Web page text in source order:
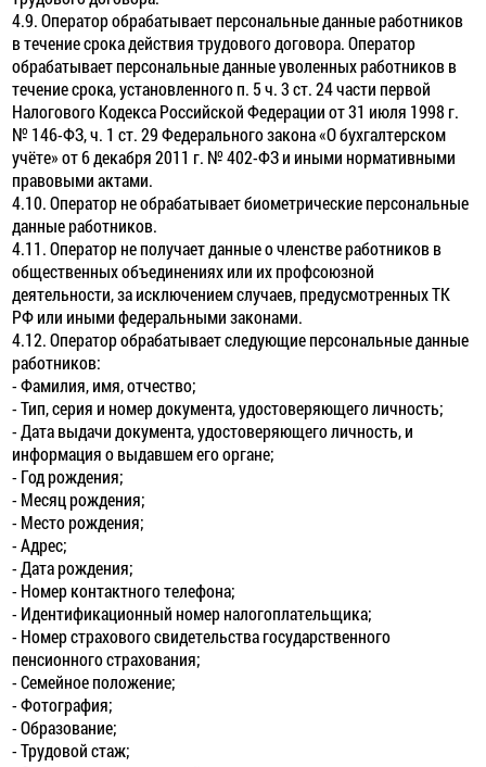
4.9. Оператор обрабатывает персональные данные работников
в течение срока действия трудового договора. Оператор
обрабатывает персональные данные уволенных работников в
течение срока, установленного п. 5 ч. 3 ст. 24 части первой
Налогового Кодекса Российской Федерации от 31 июля 1998 г.
№ 146-ФЗ, ч. 1 ст. 29 Федерального закона «О бухгалтерском
учёте» от 6 декабря 2011 г. № 402-ФЗ и иными нормативными
правовыми актами.
4.10. Оператор не обрабатывает биометрические персональные
данные работников.
4.11. Оператор не получает данные о членстве работников в
общественных объединениях или их профсоюзной
деятельности, за исключением случаев, предусмотренных ТК
РФ или иными федеральными законами.
4.12. Оператор обрабатывает следующие персональные данные
работников:
- Фамилия, имя, отчество;
- Тип, серия и номер документа, удостоверяющего личность;
- Дата выдачи документа, удостоверяющего личность, и
информация о выдавшем его органе;
- Год рождения;
- Месяц рождения;
- Место рождения;
- Адрес;
- Дата рождения;
- Номер контактного телефона;
- Идентификационный номер налогоплательщика;
- Номер страхового свидетельства государственного
пенсионного страхования;
- Семейное положение;
- Фотография;
- Образование;
- Трудовой стаж;